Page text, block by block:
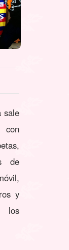
sale
con
de
y
los